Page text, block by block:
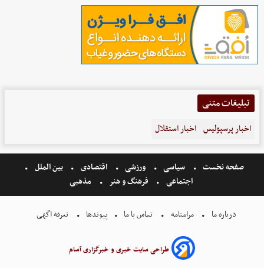
تبلیغات متنی
اخبار پرسپولیس اخبار استقلال
صفحه نخست سیاسی ورزشی اقتصادی
بین الملل
اجتماعی
فرهنگ و هنر مذهبی
درباره ما مرامنامه تماس با ما پیوندها تعرفه اگهی
طراحی سایت خبری و خبرگزاری آسام